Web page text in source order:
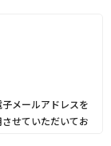
メールアドレスを
せていただいてお